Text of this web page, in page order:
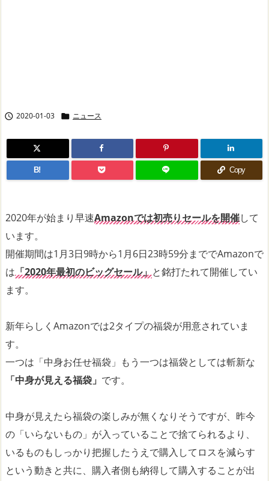
 2020-01-03  ニュース
B! Copy
2020年が始まり早速Amazonでは初売りセールを開催して
います。
開催期間は1月3日9時から1月6日23時59分まででAmazonで
は「2020年最初のビッグセール」と銘打たれて開催してい
ます。
新年らしくAmazonでは2タイプの福袋が用意されていま
す。
一つは「中身お任せ福袋」もう一つは福袋としては斬新な
「中身が見える福袋」 です。
中身が見えたら福袋の楽しみが無くなりそうですが、昨今
の「いらないもの」が入っていることで捨てられるより、
いるものもしっかり把握したうえで購入してロスを減らす
という動きと共に、購入者側も納得して購入することが出